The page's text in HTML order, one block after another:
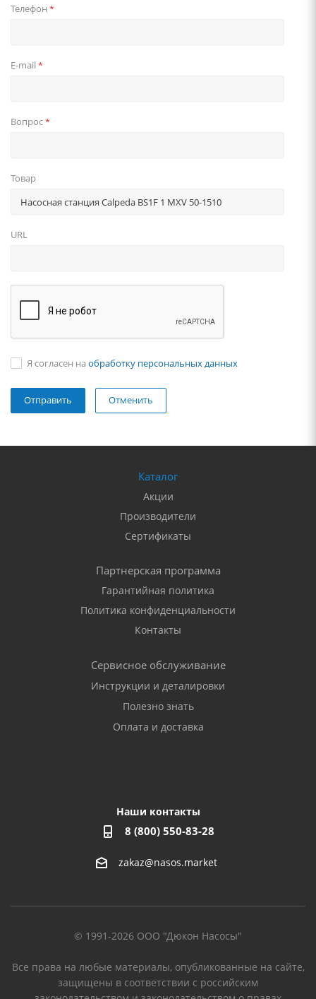
Телефон *
E-mail *
Вопрос*
Товар
URL
Я согласен на обработку персональных данных
Отменить
Каталог
Акции
Производители
Сертификаты
Партнерская программа
Гарантийная политика
Политика конфиденциальности
Контакты
Сервисное обслуживание
Инструкции и деталировки
Полезно знать
Оплата и доставка
Наши контакты
8 (800) 550-83-28
zakaz@nasos.market
© 1991-2026 ООО "Дюкон Насосы"
Все права на любые материалы, опубликованные на сайте,
защищены в соответствии с российским